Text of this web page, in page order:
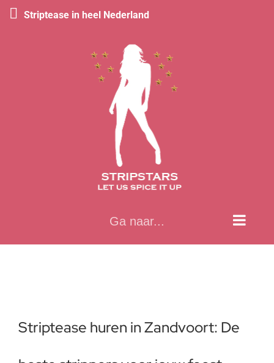
Ga naar...
Striptease huren in Zandvoort: De
Striptease in heel Nederland